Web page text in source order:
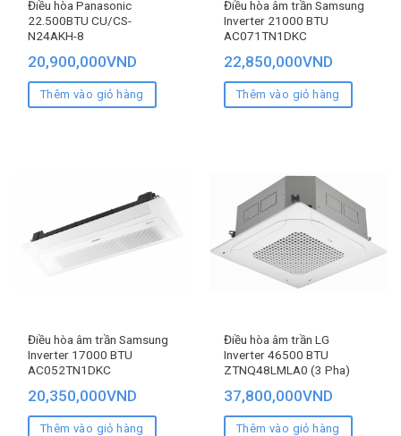
Điều hòa Panasonic
22.500BTU CU/CS-
N24AKH-8
20,900,000VND
Thêm vào giỏ hàng
Điều hòa âm trần Samsung
Inverter 21000 BTU
AC071TN1DKC
22,850,000VND
Thêm vào giỏ hàng
Điều hòa âm trần Samsung
Inverter 17000 BTU
AC052TN1DKC
20,350,000VND
Thêm vào giỏ hàng
Điều hòa âm trần LG
Inverter 46500 BTU
ZTNQ48LMLA0 (3 Pha)
37,800,000VND
Thêm vào giỏ hàng